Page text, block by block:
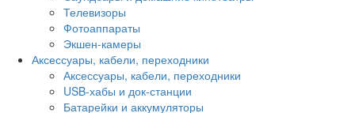
Телевизоры
Фотоаппараты
Экшен-камеры
Аксессуары, кабели, переходники
Аксессуары, кабели, переходники
USB-хабы и док-станции
Батарейки и аккумуляторы